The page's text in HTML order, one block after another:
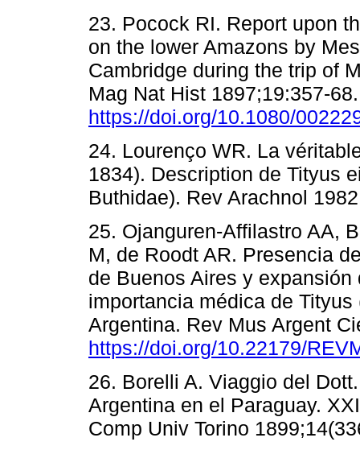
23. Pocock RI. Report upon
on the lower Amazons by
Cambridge during the trip of
Mag Nat Hist 1897;19:357-
https://doi.org/10.1080/
24. Lourenço WR. La
1834). Description de Tityus
Buthidae). Rev Arachnol
25. Ojanguren-Affilastro AA,
M, de Roodt AR. Presencia
de Buenos Aires y
importancia médica de
Argentina. Rev Mus Argent
https://doi.org/10.22179/
26. Borelli A. Viaggio del
Argentina en el Paraguay.
Comp Univ Torino